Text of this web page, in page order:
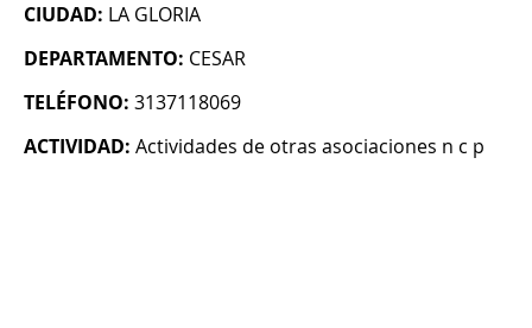
CIUDAD: LA GLORIA
DEPARTAMENTO: CESAR
TELÉFONO: 3137118069
ACTIVIDAD: Actividades de otras asociaciones n c p